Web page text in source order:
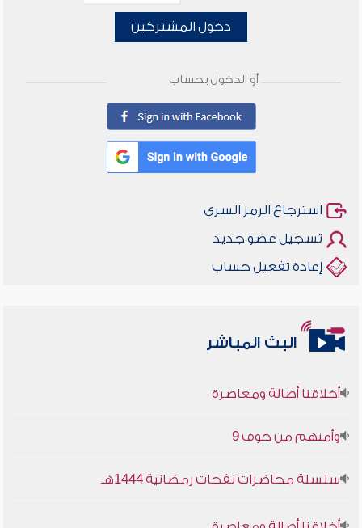
دخول المشتركين
أو الدخول بحساب
استرجاع الرمز السري
تسجيل عضو جديد
إعادة تفعيل حساب
البث المباشر
أخلاقنا أصالة ومعاصرة
وأمنهم من خوف 9
أخلاقنا أصالة ومعاصرة